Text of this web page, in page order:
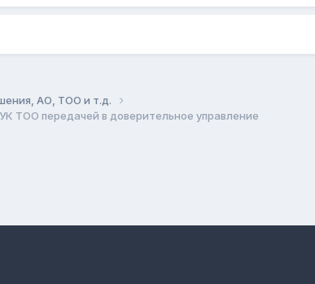
АО, ТОО и т.д.
ТОО передачей в доверительное управление